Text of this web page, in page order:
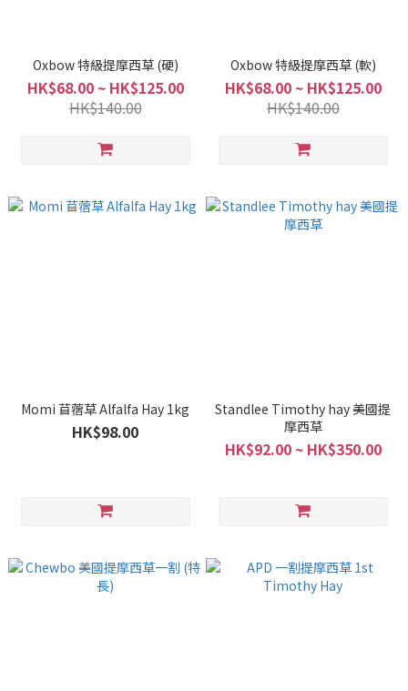
Oxbow 特級提摩西草 (硬)
HK$68.00 ~ HK$125.00
HK$140.00
Oxbow 特級提摩西草 (軟)
HK$68.00 ~ HK$125.00
HK$140.00
Momi 苜蓿草 Alfalfa Hay 1kg
HK$98.00
Standlee Timothy hay 美國提
摩西草
HK$92.00 ~ HK$350.00